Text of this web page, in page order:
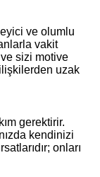
ve olumlu
vakit
ve sizi motive
uzak
gerektirir.
kendinizi
onları